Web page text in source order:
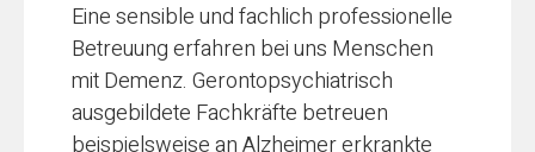
Eine sensible und fachlich professionelle
Betreuung erfahren bei uns Menschen
mit Demenz. Gerontopsychiatrisch
ausgebildete Fachkräfte betreuen